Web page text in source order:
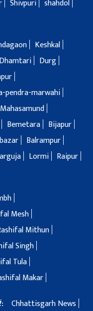
Shivpuri shahdol
Keshkal
Dhamtari
Durg
pendra-marwahi
Mahasamund
Bemetara
Bijapur
Balrampur
Lormi
Raipur
Mesh
Mithun
Singh
Tula
Makar
Chhattisgarh News